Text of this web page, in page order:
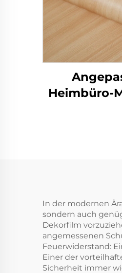
Heimbüro-
In der modernen
sondern auch
Dekorfilm
angemessenen
Feuerwiderstand:
Einer der
Sicherheit immer